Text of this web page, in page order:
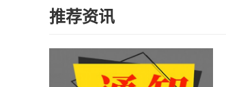
推荐资讯